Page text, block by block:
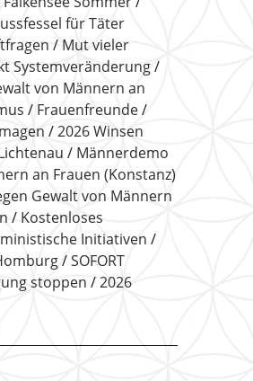
für Täter
Mut vieler
Systemveränderung
von Männern an
Frauenfreunde
2026 Winsen
Männerdemo
an Frauen (Konstanz)
Gewalt von Männern
Kostenloses
Initiativen
SOFORT
stoppen
2026